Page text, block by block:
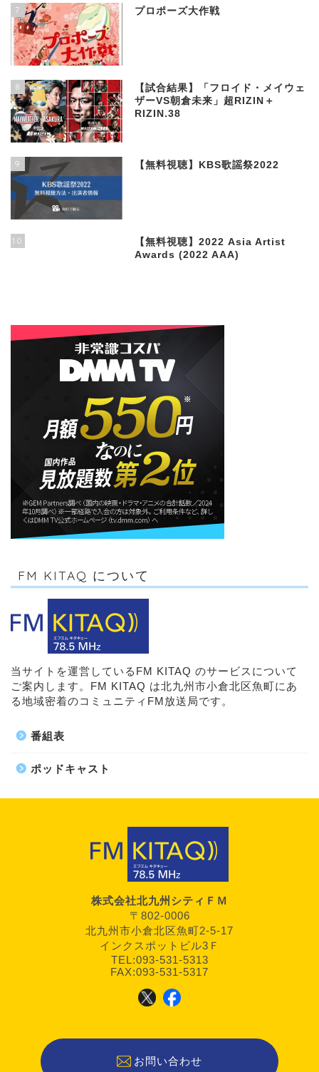
7 プロポーズ大作戦
8
【試合結果】「フロイド・メイウェ
ザーVS朝倉未来」超RIZIN＋
RIZIN.38
9 【無料視聴】KBS歌謡祭2022
10
【無料視聴】2022 Asia Artist
Awards (2022 AAA)
FM KITAQ について
当サイトを運営しているFM KITAQ のサービスについて
ご案内します。FM KITAQ は北九州市小倉北区魚町にあ
る地域密着のコミュニティFM放送局です。
番組表
ポッドキャスト
株式会社北九州シティＦＭ
〒802-0006
北九州市小倉北区魚町2-5-17
インクスポットビル3Ｆ
TEL:093-531-5313
FAX:093-531-5317
お問い合わせ